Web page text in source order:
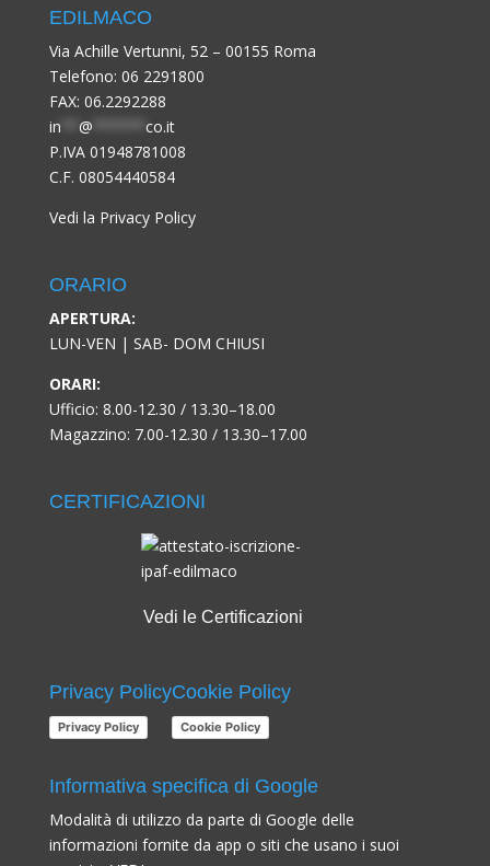
EDILMACO
Via Achille Vertunni, 52 – 00155 Roma
Telefono: 06 2291800
FAX: 06.2292288
in
@
co.it
P.IVA 01948781008
C.F. 08054440584
Vedi la Privacy Policy
ORARIO
APERTURA:
LUN-VEN | SAB- DOM CHIUSI
ORARI:
Ufficio: 8.00-12.30 / 13.30–18.00
Magazzino: 7.00-12.30 / 13.30–17.00
CERTIFICAZIONI
Vedi le Certificazioni
Privacy Policy
Privacy Policy
Cookie Policy
Cookie Policy
Informativa specifica di Google
Modalità di utilizzo da parte di Google delle
informazioni fornite da app o siti che usano i suoi